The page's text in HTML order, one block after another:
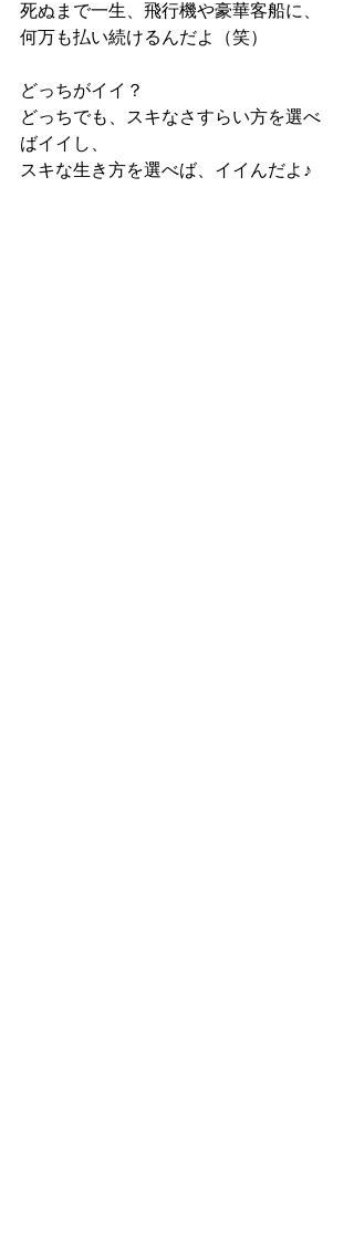
死ぬまで一生、飛行機や豪華客船に、
何万も払い続けるんだよ（笑）
どっちがイイ？
どっちでも、スキなさすらい方を選べ
ばイイし、
スキな生き方を選べば、イイんだよ♪